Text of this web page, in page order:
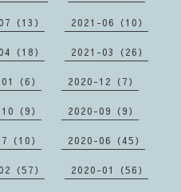
（13） 2021-06（10）
（18） 2021-03（26）
（6） 2020-12（7）
（9） 2020-09（9）
（10） 2020-06（45）
（57） 2020-01（56）